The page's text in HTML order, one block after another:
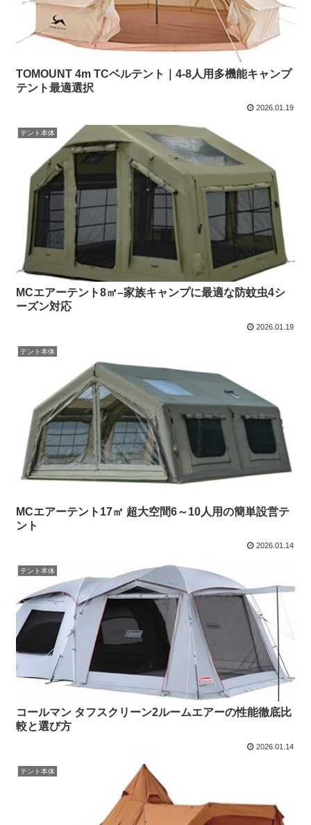
TOMOUNT 4m TCベルテント｜4-8人用多機能キャンプ
テント最適選択
2026.01.19
テント本体
MCエアーテント8㎡–家族キャンプに最適な防蚊虫4シ
ーズン対応
2026.01.19
テント本体
MCエアーテント17㎡ 超大空間6～10人用の簡単設営テ
ント
2026.01.14
テント本体
コールマン タフスクリーン2ルームエアーの性能徹底比
較と選び方
2026.01.14
テント本体